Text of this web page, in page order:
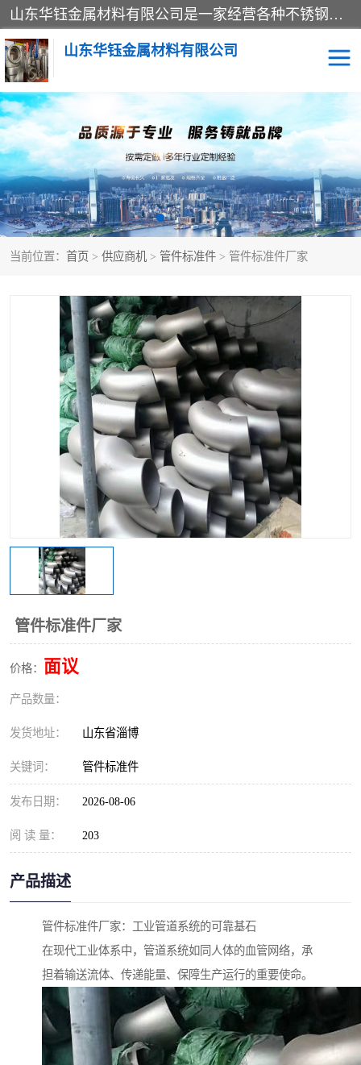
山东华钰金属材料有限公司是一家经营各种不锈钢管材、板材、圆钢、法兰、封头、型材等产品的公司；主营产品有：不锈钢管，激光切割，管件标准件，不锈钢圆钢，不锈钢人孔，不锈钢亮管，不锈钢角钢，不锈钢加工，不锈钢管子，不锈钢工业方管，不锈钢封头，不锈钢法兰，不锈钢阀门，不锈钢槽钢，不锈钢扁钢，不锈钢板等；可为客户制作各种规格的型材及不锈钢配件、非标准件及各种容器具等，能满足客户的不同采购要求。
山东华钰金属材料有限公司
当前位置： 首页 > 供应商机 > 管件标准件 > 管件标准件厂家
管件标准件厂家
价格： 面议
产品数量：
发货地址： 山东省淄博
关键词： 管件标准件
发布日期： 2026-08-06
阅 读 量： 203
产品描述
管件标准件厂家：工业管道系统的可靠基石
在现代工业体系中，管道系统如同人体的血管网络，承
担着输送流体、传递能量、保障生产运行的重要使命。
不锈钢管 激光切割
管件标准件 不锈钢圆钢
不锈钢人孔 不锈钢亮管
不锈钢角钢 不锈钢加工
不锈钢板 不锈钢工业方管
不锈钢封头 不锈钢法兰
不锈钢阀门 不锈钢槽钢
不锈钢扁钢